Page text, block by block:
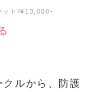
ット/¥13,000-
ルから、防護